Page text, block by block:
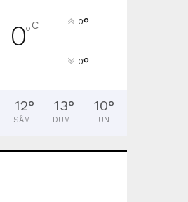
0°C 0°
0°
12°
SÂM
13°
DUM
10°
LUN